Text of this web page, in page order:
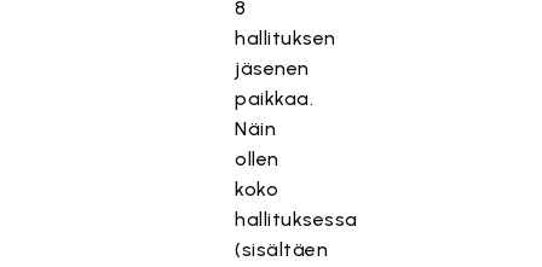
8
hallituksen
jäsenen
paikkaa.
Näin
ollen
koko
hallituksessa
(sisältäen